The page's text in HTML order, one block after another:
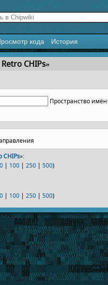
кода История
CHIPs»
Пространство имён:
CHIPs»:
| 100 | 250 | 500)
| 100 | 250 | 500)